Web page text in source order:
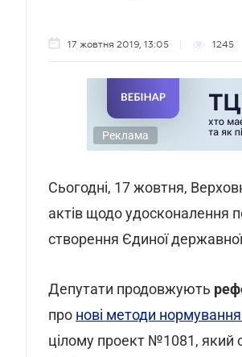
17 жовтня 2019, 13:05 1245
Реклама
Сьогодні, 17 жовтня,
актів щодо удосконалення
створення Єдиної
Депутати продовжують
про нові методи нормування
цілому проект №1081, який